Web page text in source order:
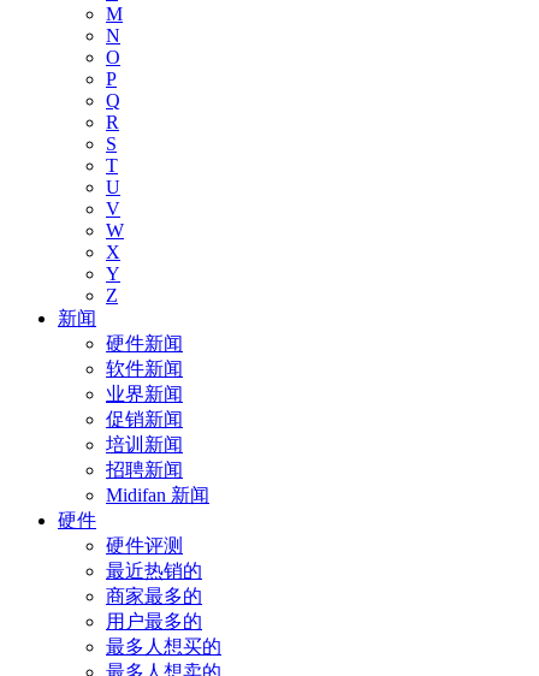
M
N
O
P
Q
R
S
T
U
V
W
X
Y
Z
新闻
硬件新闻
软件新闻
业界新闻
促销新闻
培训新闻
招聘新闻
Midifan 新闻
硬件
硬件评测
最近热销的
商家最多的
用户最多的
最多人想买的
最多人想卖的